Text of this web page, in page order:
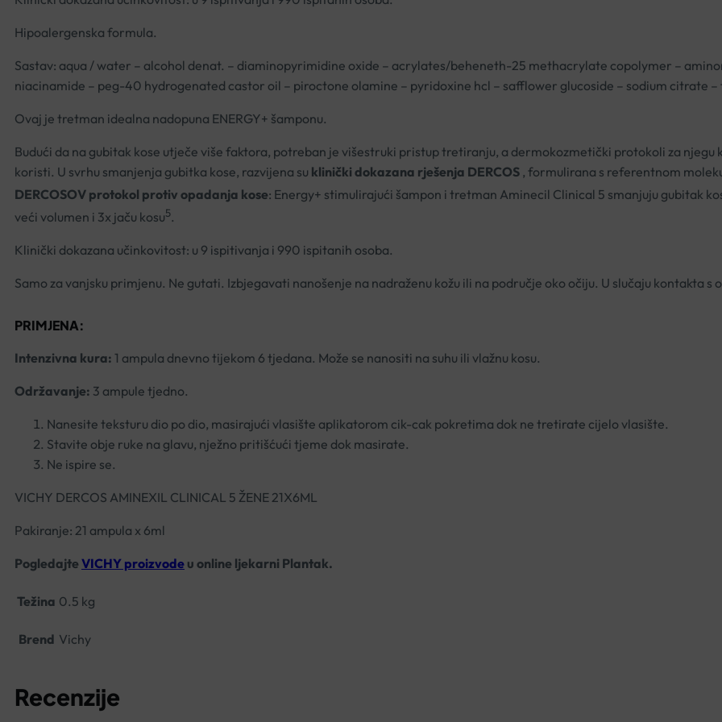
Hipoalergenska formula.
Sastav: aqua / water – alcohol denat. – diaminopyrimidine oxide – acrylates/beheneth-25 methacrylate copolymer –
niacinamide – peg-40 hydrogenated castor oil – piroctone olamine – pyridoxine hcl – safflower glucoside – sodium citrate
Ovaj je tretman idealna nadopuna ENERGY+ šamponu.
Budući da na gubitak kose utječe više faktora, potreban je višestruki pristup tretiranju, a dermokozmetički protokoli za njegu
koristi. U svrhu smanjenja gubitka kose, razvijena su klinički dokazana rješenja DERCOS , formulirana s referentnom
DERCOSOV protokol protiv opadanja kose: Energy+ stimulirajući šampon i tretman Aminecil Clinical 5 smanjuju gubitak
veći volumen i 3x jaču kosu5.
Klinički dokazana učinkovitost: u 9 ispitivanja i 990 ispitanih osoba.
Samo za vanjsku primjenu. Ne gutati. Izbjegavati nanošenje na nadraženu kožu ili na područje oko očiju. U slučaju kontakta s
PRIMJENA:
Intenzivna kura: 1 ampula dnevno tijekom 6 tjedana. Može se nanositi na suhu ili vlažnu kosu.
Održavanje: 3 ampule tjedno.
Nanesite teksturu dio po dio, masirajući vlasište aplikatorom cik-cak pokretima dok ne tretirate cijelo vlasište.
Stavite obje ruke na glavu, nježno pritišćući tjeme dok masirate.
Ne ispire se.
VICHY DERCOS AMINEXIL CLINICAL 5 ŽENE 21X6ML
Pakiranje: 21 ampula x 6ml
Pogledajte VICHY proizvode u online ljekarni Plantak.
Težina 0.5 kg
Brend Vichy
Recenzije